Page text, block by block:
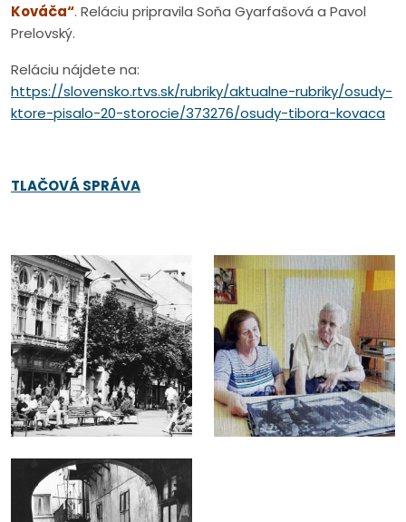
Kováča“. Reláciu pripravila Soňa Gyarfašová a Pavol
Prelovský.
Reláciu nájdete na:
https://slovensko.rtvs.sk/rubriky/aktualne-rubriky/osudy-
ktore-pisalo-20-storocie/373276/osudy-tibora-kovaca
TLAČOVÁ SPRÁVA